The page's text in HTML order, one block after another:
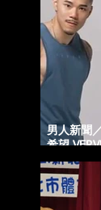
男人新聞
希望
名